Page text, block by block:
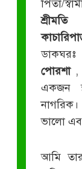
পিতা/
পোরশা ,
একজন
ভালো
আমি